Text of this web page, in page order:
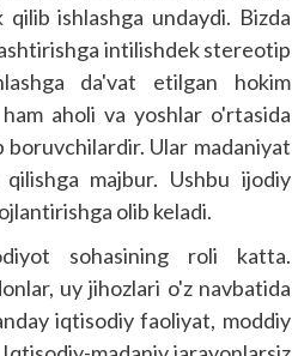
ishlashga undaydi. Bizda
intilishdek stereotip
da'vat etilgan hokim
aholi va yoshlar o'rtasida
boruvchilardir. Ular madaniyat
majbur. Ushbu ijodiy
olib keladi.
sohasining roli katta.
uy jihozlari o'z navbatida
iqtisodiy faoliyat, moddiy